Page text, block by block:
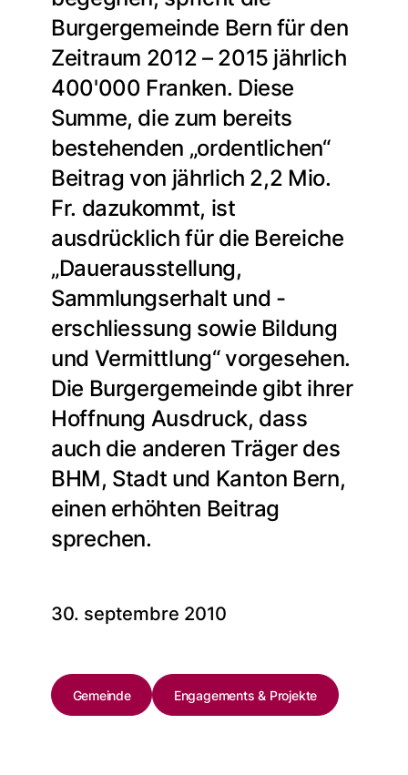
Burgergemeinde Bern für den
Zeitraum 2012 – 2015 jährlich
400'000 Franken. Diese
Summe, die zum bereits
bestehenden „ordentlichen“
Beitrag von jährlich 2,2 Mio.
Fr. dazukommt, ist
ausdrücklich für die Bereiche
„Dauerausstellung,
Sammlungserhalt und -
erschliessung sowie Bildung
und Vermittlung“ vorgesehen.
Die Burgergemeinde gibt ihrer
Hoffnung Ausdruck, dass
auch die anderen Träger des
BHM, Stadt und Kanton Bern,
einen erhöhten Beitrag
sprechen.
30. septembre 2010
Gemeinde Engagements & Projekte